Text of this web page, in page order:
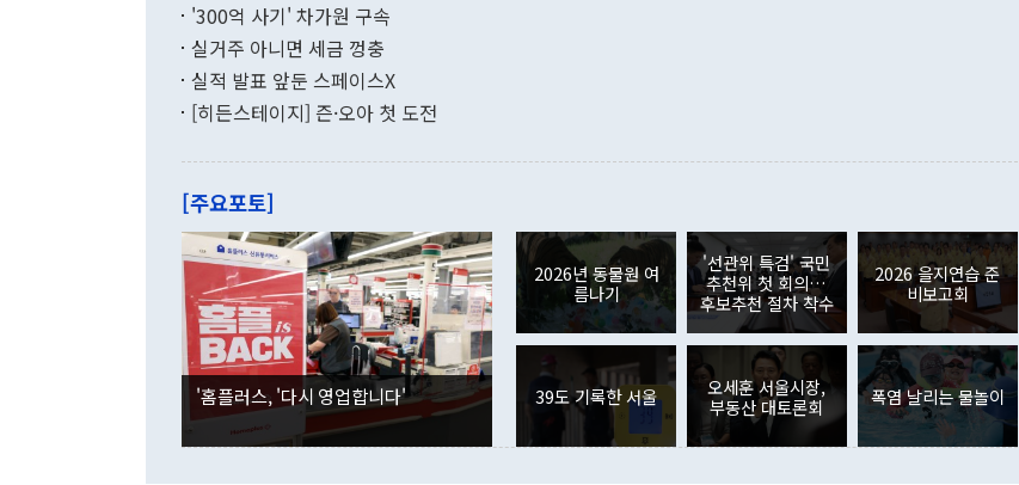
"우리의 선의대로 하는 게 과연 한반도의 평화와 안정에 플러스냐, 결론적
관은 업무보고 사후 브리핑에서 정 장관이 언급한 '4자 회담'에 대해 "이상
이 9월 러시아 블라디보스토크에서 열리는 '동방경제포럼(EEF)'을 언급하
며 "정부 차원에서 (참석을) 검토하고 있다"고 발언한 데 대해서도 조 장관
은 "그것은 외교부의 몫"이라며 "아직 거기까지 진도가 나가지 않았다"고
잘랐다. 정 장관이 이날 소개한 대북 구상과 설명은 정부 내 조율을 거치지
않았다는 점에서 문제가 있다. 특히 주적 표현 대체와 국호 사용, 9·19 군
사합의 복원, 4자회담 추진 등은 통일부 장관이 결정할 사안이 아니어서 월
권이라는 지적이 나오고 있다. 이 대통령은 정 장관의 업무보고를 듣고 난
뒤 "여기 업무보고에 발표했다고 승인난 건 아니다"라고 재차 확인했다. 정
부의 한 소식통은 "정 장관의 발언 내용은 대부분 국가안전보장회의(NSC)
를 거쳐 결정된 사안이 아닌 정 장관의 개인적 생각에 가깝다"며 "안보 관
련 부처 장관이 정부의 공식 정책이 아닌 사안을 추진하겠다고 업무보고를
하고 대통령의 면전에서 '국군통수권자가 나서야 한다'고 주장한 것은 심각
기록했지만 지식재산권사용료수지는 전월 흑자에서 4억4000만달러 적자
로 전환됐다. 본원소득수지는 배당소득을 중심으로 32억7000만달러 흑자
는 배당수입이 늘어난 데다 전월 분기배당에 따른 기저효과로 배당지급이
였던 올해 3월(369억9000만달러)을 넘어선 것이다. 직접투자에서는 내국
인의 해외투자가 80억1000만달러, 외국인의 국내투자가 46억3000만달러
각각 증가했다. 증권투자에서는 외국인의 국내 주식 매도세가 이어졌다. 외
국인의 국내 주식 투자는 차익실현 매도 등의 영향으로 316억1000만달러
감소하며 전월(-310억5000만달러)에 이어 역대 최대 순매도 기록을 다시
경신했다. 외국인의 국내 채권투자는 세계국채지수(WGBI) 자금 유입에도
분기 말 만기도래 영향으로 증가 폭이 줄어든 52억9000만달러를 기록했
다. 내국인의 해외 증권투자는 주식을 중심으로 35억6000만달러 증가했
다. eoyn2@newspim.com
'300억 사기' 차가원 구속
실거주 아니면 세금 껑충
실적 발표 앞둔 스페이스X
[히든스테이지] 즌·오아 첫 도전
[주요포토]
'홈플러스, '다시 영업합니다'
2026년 동물원 여
름나기
'선관위 특검' 국민
추천위 첫 회의…
후보추천 절차 착수
2026 을지연습 준
비보고회
39도 기록한 서울
오세훈 서울시장,
부동산 대토론회
폭염 날리는 물놀이